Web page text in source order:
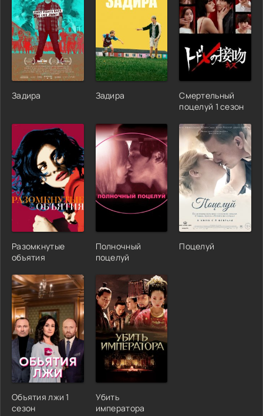
Задира Задира
Смертельный
поцелуй 1 сезон
Разомкнутые
объятия
Полночный
поцелуй
Поцелуй
Объятия лжи 1
сезон
Убить
императора